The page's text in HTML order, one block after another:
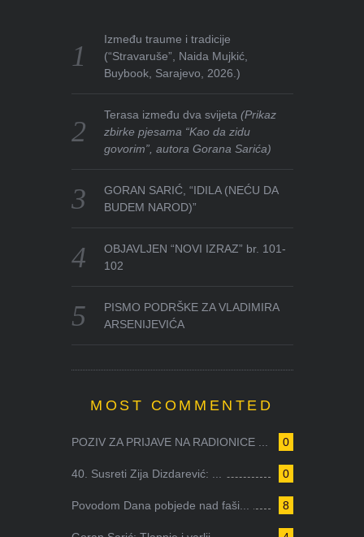
Između traume i tradicije
(“Stravaruše”, Naida Mujkić,
Buybook, Sarajevo, 2026.)
Terasa između dva svijeta(Prikaz
zbirke pjesama “Kao da zidu
govorim”, autora Gorana Sarića)
GORAN SARIĆ, “IDILA (NEĆU DA
BUDEM NAROD)”
OBJAVLJEN “NOVI IZRAZ” br. 101-
102
PISMO PODRŠKE ZA VLADIMIRA
ARSENIJEVIĆA
MOST COMMENTED
0
POZIV ZA PRIJAVE NA RADIONICE ...
0
40. Susreti Zija Dizdarević: ...
8
Povodom Dana pobjede nad faši...